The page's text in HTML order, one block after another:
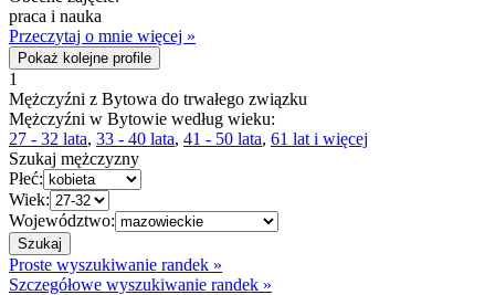
praca i nauka
Przeczytaj o mnie więcej »
Pokaż kolejne profile
1
Mężczyźni z Bytowa do trwałego związku
Mężczyźni w Bytowie według wieku:
27 - 32 lata, 33 - 40 lata, 41 - 50 lata, 61 lat i więcej
Szukaj mężczyzny
Płeć:
Wiek:
Województwo:
Proste wyszukiwanie randek »
Szczegółowe wyszukiwanie randek »